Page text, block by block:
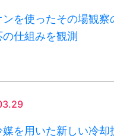
ンを使ったその場観
仕組みを観測
媒を用いた新しい冷